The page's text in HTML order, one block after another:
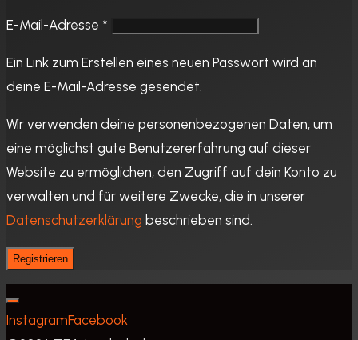
E-Mail-Adresse *
Ein Link zum Erstellen eines neuen Passwort wird an
deine E-Mail-Adresse gesendet.
Wir verwenden deine personenbezogenen Daten, um
eine möglichst gute Benutzererfahrung auf dieser
Website zu ermöglichen, den Zugriff auf dein Konto zu
verwalten und für weitere Zwecke, die in unserer
Datenschutzerklärung beschrieben sind.
Registrieren
InstagramFacebook